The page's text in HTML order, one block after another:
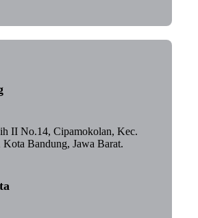
II No.14, Cipamokolan, Kec.
Kota Bandung, Jawa Barat.